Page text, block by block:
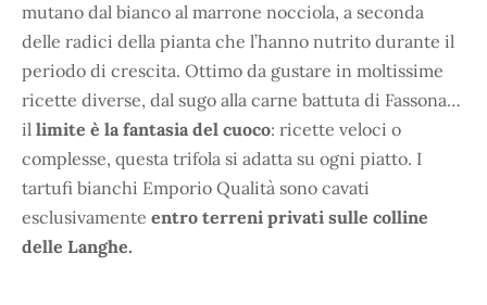
mutano dal bianco al marrone nocciola, a seconda
delle radici della pianta che l’hanno nutrito durante il
periodo di crescita. Ottimo da gustare in moltissime
ricette diverse, dal sugo alla carne battuta di Fassona…
il limite è la fantasia del cuoco: ricette veloci o
complesse, questa trifola si adatta su ogni piatto. I
tartufi bianchi Emporio Qualità sono cavati
esclusivamente entro terreni privati sulle colline
delle Langhe.